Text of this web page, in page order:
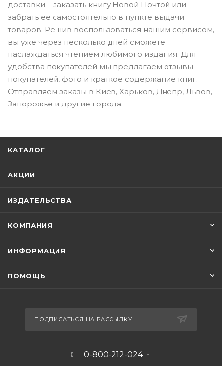
доставки – заказать книгу Новой Почтой или
забрать ее самостоятельно в пункте выдачи
товаров. Решив воспользоваться нашим сервисом,
вы уже через несколько дней сможете
наслаждаться чтением любимого издания. Для
удобства покупателей мы предлагаем отзывы
покупателей, фото и краткое содержание книг.
Отправляем заказы в Киев, Харьков, Днепр, Львов,
Запорожье и другие города.
КАТАЛОГ
АКЦИИ
ИЗДАТЕЛЬСТВА
КОМПАНИЯ
ИНФОРМАЦИЯ
ПОМОЩЬ
ПОДПИСАТЬСЯ НА РАССЫЛКУ
0-800-212-024